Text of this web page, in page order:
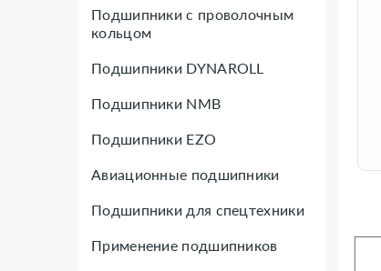
Подшипники с проволочным
кольцом
Подшипники DYNAROLL
Подшипники NMB
Подшипники EZO
Авиационные подшипники
Подшипники для спецтехники
Применение подшипников